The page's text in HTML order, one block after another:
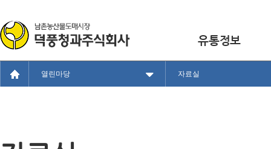
유통정보
열린마당 자료실